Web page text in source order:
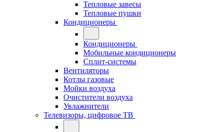
Тепловые завесы
Тепловые пушки
Кондиционеры
Кондиционеры
Мобильные кондиционеры
Сплит-системы
Вентиляторы
Котлы газовые
Мойки воздуха
Очистители воздуха
Увлажнители
Телевизоры, цифровое ТВ